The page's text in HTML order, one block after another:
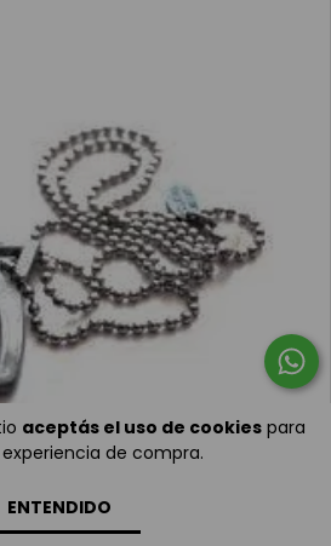
aceptás el uso de cookies para
de compra.
ENTENDIDO